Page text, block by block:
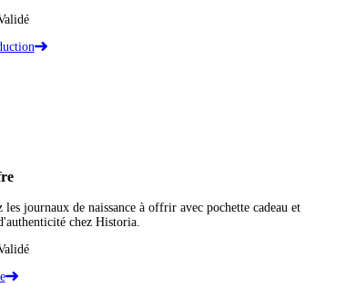
les journaux de naissance à offrir avec pochette cadeau et
chez Historia.